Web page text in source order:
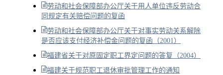
劳动和社会保障部办公厅关于用人单位违反劳动合
同规定有关赔偿问题的复函
劳动和社会保障部办公厅关于对事实劳动关系解除
是否应该支付经济补偿金问题的复函（2001）
福建省关于对原固定职工界定问题的答复（2004）
福建关于规范职工退休审批管理工作的通知